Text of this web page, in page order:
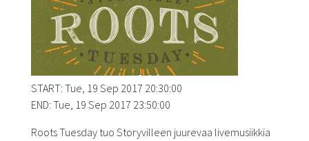
START: Tue, 19 Sep 2017 20:30:00
END: Tue, 19 Sep 2017 23:50:00
Roots Tuesday tuo Storyvilleen juurevaa livemusiikkia